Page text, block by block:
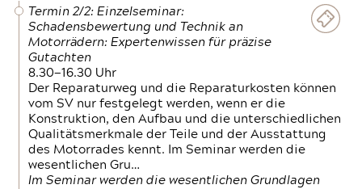
Termin 2/2: Einzelseminar:
Schadensbewertung und Technik an
Motorrädern: Expertenwissen für präzise
Gutachten
8.30—16.30 Uhr
Der Reparaturweg und die Reparaturkosten können
vom SV nur festgelegt werden, wenn er die
Konstruktion, den Aufbau und die unterschiedlichen
Qualitätsmerkmale der Teile und der Ausstattung
des Motorrades kennt. Im Seminar werden die
wesentlichen Gru…
Im Seminar werden die wesentlichen Grundlagen